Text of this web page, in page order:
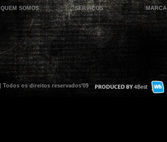
QUEM SOMOS SERVIÇOS
| Todos os direitos reservados'09